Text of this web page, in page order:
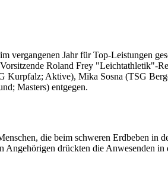
vergangenen Jahr für Top-Leistungen
Roland Frey "Leichtathletik"-
Aktive), Mika Sosna (TSG
Masters) entgegen.
die beim schweren Erdbeben in
drückten die